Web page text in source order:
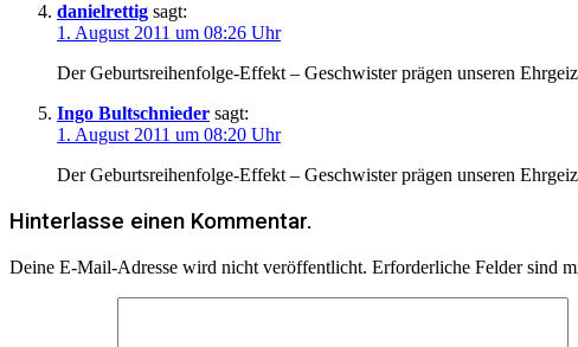
danielrettig sagt:
1. August 2011 um 08:26 Uhr
Der Geburtsreihenfolge-Effekt – Geschwister prägen unseren Ehrgeiz
Ingo Bultschnieder sagt:
1. August 2011 um 08:20 Uhr
Der Geburtsreihenfolge-Effekt – Geschwister prägen unseren
Hinterlasse einen Kommentar.
Deine E-Mail-Adresse wird nicht veröffentlicht. Erforderliche Felder sind